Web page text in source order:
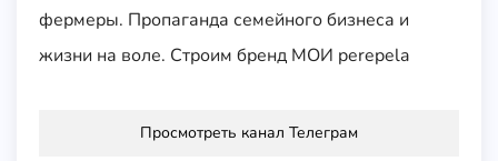
фермеры. Пропаганда семейного бизнеса и
жизни на воле. Строим бренд МОИ perepela
Просмотреть канал Телеграм